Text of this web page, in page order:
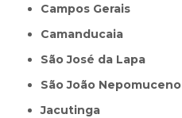
Campos Gerais
Camanducaia
São José da Lapa
São João Nepomuceno
Jacutinga